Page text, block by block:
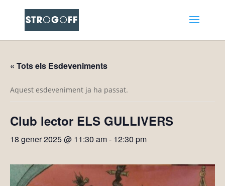
« Tots els Esdeveniments
Aquest esdeveniment ja ha passat.
Club lector ELS GULLIVERS
18 gener 2025 @ 11:30 am- 12:30 pm